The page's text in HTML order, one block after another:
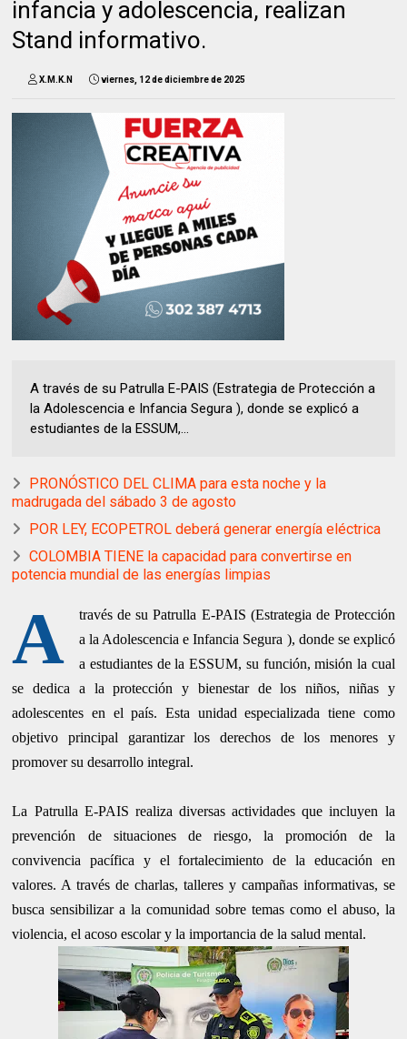
infancia y adolescencia, realizan
Stand informativo.
X.M.K.N viernes, 12 de diciembre de 2025
A través de su Patrulla E-PAIS (Estrategia de Protección a
la Adolescencia e Infancia Segura ), donde se explicó a
estudiantes de la ESSUM,...
PRONÓSTICO DEL CLIMA para esta noche y la
madrugada del sábado 3 de agosto
POR LEY, ECOPETROL deberá generar energía eléctrica
COLOMBIA TIENE la capacidad para convertirse en
potencia mundial de las energías limpias
A
través de su Patrulla E-PAIS (Estrategia de Protección
a la Adolescencia e Infancia Segura ), donde se explicó
a estudiantes de la ESSUM, su función, misión la cual
se dedica a la protección y bienestar de los niños, niñas y
adolescentes en el país. Esta unidad especializada tiene como
objetivo principal garantizar los derechos de los menores y
promover su desarrollo integral.
La Patrulla E-PAIS realiza diversas actividades que incluyen la
prevención de situaciones de riesgo, la promoción de la
convivencia pacífica y el fortalecimiento de la educación en
valores. A través de charlas, talleres y campañas informativas, se
busca sensibilizar a la comunidad sobre temas como el abuso, la
violencia, el acoso escolar y la importancia de la salud mental.